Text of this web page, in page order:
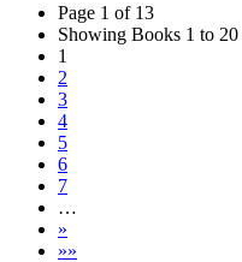
Page 1 of 13
Showing Books 1 to
1
2
3
4
5
6
7
…
»
»»